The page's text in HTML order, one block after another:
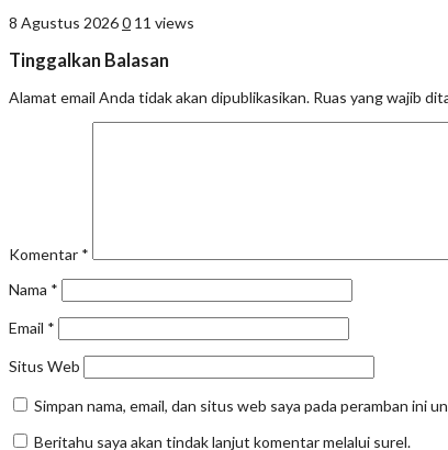
8 Agustus 20260 11 views
Tinggalkan Balasan
Alamat email Anda tidak akan dipublikasikan. Ruas yang wajib
Komentar *
Nama *
Email *
Situs Web
Simpan nama, email, dan situs web saya pada peramban ini
Beritahu saya akan tindak lanjut komentar melalui surel.